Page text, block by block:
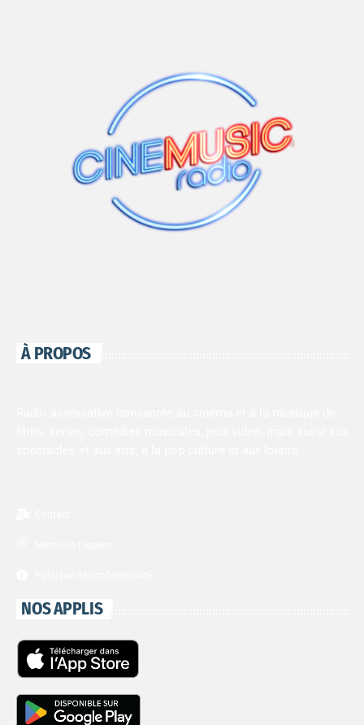
À PROPOS
NOS APPLIS